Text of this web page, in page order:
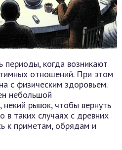
периоды, когда возникают
отношений. При этом
с физическим здоровьем.
небольшой
некий рывок, чтобы вернуть
в таких случаях с древних
к приметам, обрядам и